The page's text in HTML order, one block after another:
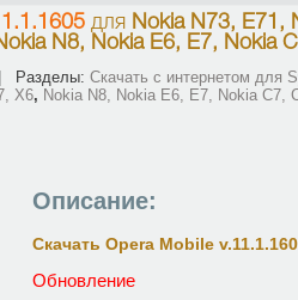
для Nokia N73, E71,
N8, Nokia E6, E7, Nokia
Разделы: Скачать с интернетом для
X6, Nokia N8, Nokia E6, E7, Nokia C7,
Описание:
Скачать Opera Mobile
Обновление